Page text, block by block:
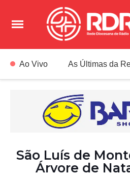
Ao Vivo As Últimas da
São Luís de
Árvore de